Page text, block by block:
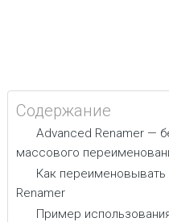
Содержание
Advanced Renamer —
массового
Как
Renamer
Пример